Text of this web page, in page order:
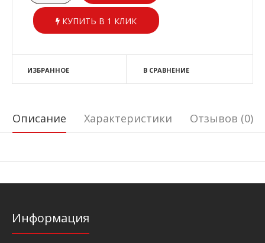
КУПИТЬ В 1 КЛИК
ИЗБРАННОЕ В СРАВНЕНИЕ
Описание Характеристики Отзывов (0)
Информация